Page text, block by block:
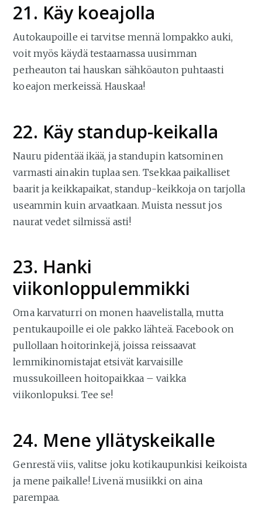
21. Käy koeajolla
Autokaupoille ei tarvitse mennä lompakko auki,
voit myös käydä testaamassa uusimman
perheauton tai hauskan sähköauton puhtaasti
koeajon merkeissä. Hauskaa!
22. Käy standup-keikalla
Nauru pidentää ikää, ja standupin katsominen
varmasti ainakin tuplaa sen. Tsekkaa paikalliset
baarit ja keikkapaikat, standup-keikkoja on tarjolla
useammin kuin arvaatkaan. Muista nessut jos
naurat vedet silmissä asti!
23. Hanki
viikonloppulemmikki
Oma karvaturri on monen haavelistalla, mutta
pentukaupoille ei ole pakko lähteä. Facebook on
pullollaan hoitorinkejä, joissa reissaavat
lemmikinomistajat etsivät karvaisille
mussukoilleen hoitopaikkaa – vaikka
viikonlopuksi. Tee se!
24. Mene yllätyskeikalle
Genrestä viis, valitse joku kotikaupunkisi keikoista
ja mene paikalle! Livenä musiikki on aina
parempaa.